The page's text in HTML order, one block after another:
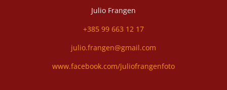
Julio Frangen
+385 99 663 12 17
julio.frangen@gmail.com
www.facebook.com/juliofrangenfoto